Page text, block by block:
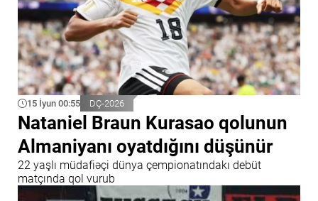
15 İyun 00:55 DÇ-2026
Nataniel Braun Kurasao qolunun
Almaniyanı oyatdığını düşünür
22 yaşlı müdafiəçi dünya çempionatındakı debüt
matçında qol vurub